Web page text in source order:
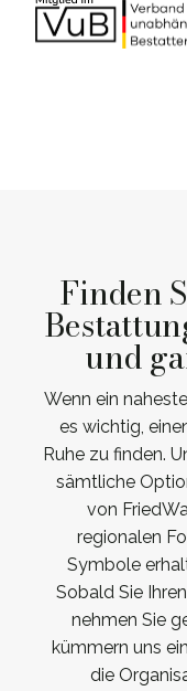
Finden
und
Wenn ein
es wichtig,
Ruhe zu finden.
sämtliche
von
regionalen
Symbole
Sobald Sie
nehmen Sie
kümmern uns
die